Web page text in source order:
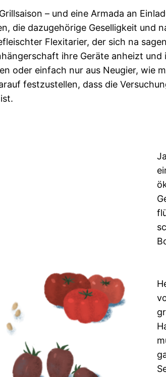
– und eine Armada an
die dazugehörige Geselligkeit und
Flexitarier, der sich na
ihre Geräte anheizt
oder einfach nur aus Neugier, wie
festzustellen, dass die